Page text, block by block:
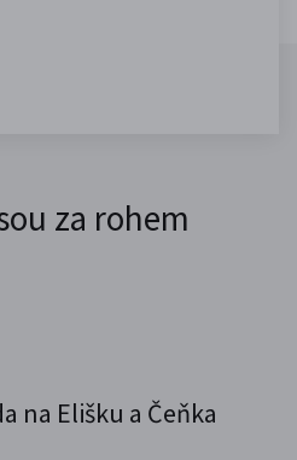
za rohem
na Elišku a Čeňka